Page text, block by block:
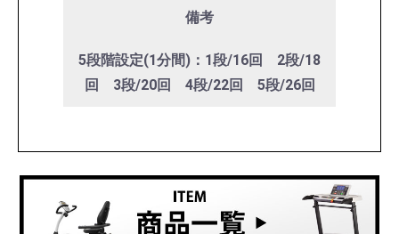
備考
5段階設定(1分間)：1段/16回 2段/18
回 3段/20回 4段/22回 5段/26回